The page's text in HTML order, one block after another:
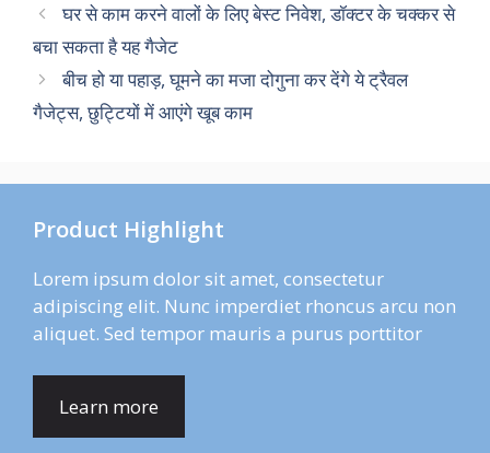
घर से काम करने वालों के लिए बेस्ट निवेश, डॉक्टर के चक्कर से
बचा सकता है यह गैजेट
बीच हो या पहाड़, घूमने का मजा दोगुना कर देंगे ये ट्रैवल
गैजेट्स, छुट्टियों में आएंगे खूब काम
Product Highlight
Lorem ipsum dolor sit amet, consectetur
adipiscing elit. Nunc imperdiet rhoncus arcu non
aliquet. Sed tempor mauris a purus porttitor
Learn more